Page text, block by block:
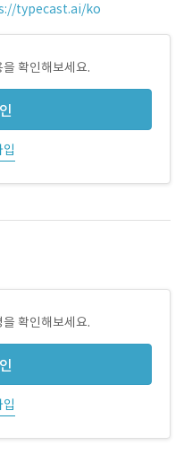
typecast.ai/ko
확인해보세요.
확인해보세요.